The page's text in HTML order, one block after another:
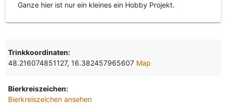
Ganze hier ist nur ein kleines ein Hobby Projekt.
Trinkkoordinaten:
48.216074851127, 16.382457965607 Map
Bierkreiszeichen:
Bierkreiszeichen ansehen